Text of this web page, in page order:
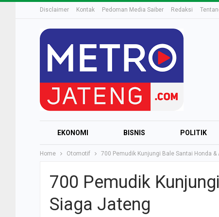
Disclaimer Kontak Pedoman Media Saiber Redaksi
EKONOMI BISNIS POLITIK
Home Otomotif 700 Pemudik Kunjungi Bale Santai Honda &
700 Pemudik
Siaga Jateng